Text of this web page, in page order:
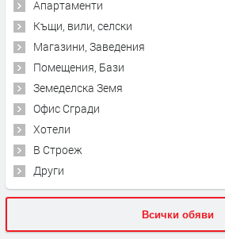
Апартаменти
Къщи, вили, селски
Магазини, Заведения
Помещения, Бази
Земеделска Земя
Офис Сгради
Хотели
В Строеж
Други
Всички обяви